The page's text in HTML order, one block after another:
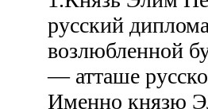
русский
возлюбленной
— атташе
Именно князю